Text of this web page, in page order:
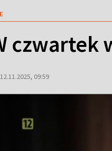
czwartek
12.11.2025, 09:59